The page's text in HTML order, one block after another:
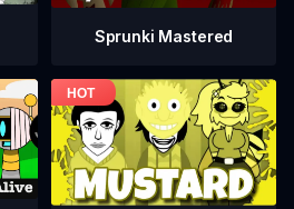
Sprunki Mastered